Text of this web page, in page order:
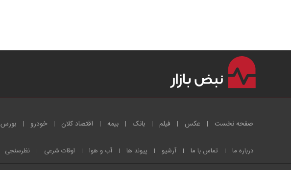
صفحه نخست عکس فیلم بانک بیمه اقتصاد کلان خودرو بورس
درباره ما تماس با ما آرشیو پیوند ها آب و هوا اوقات شرعی نظرسنجی